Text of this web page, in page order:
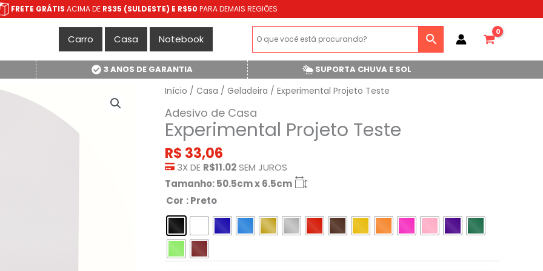
FRETE GRÁTIS ACIMA DE R$35 (SULDESTE) E R$50 PARA DEMAIS REGIÕES
Carro Casa Notebook
3 ANOS DE GARANTIA
SUPORTA CHUVA E SOL
Início / Casa / Geladeira / Experimental Projeto Teste
Adesivo de Casa
Experimental Projeto Teste
R$ 33,06
3X DE R$11.02SEM JUROS
Tamanho: 50.5cm x 6.5cm
Cor : Preto